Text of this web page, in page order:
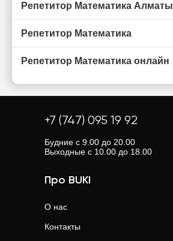
Репетитор Математика Алматы
Репетитор Математика
Репетитор Математика онлайн
+7 (747) 095 19 92
Будние с 9.00 до 20.00
Выходные с 10.00 до 18.00
Про BUKI
О нас
Контакты